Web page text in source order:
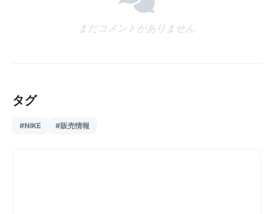
まだコメントがありません
タグ
#NIKE #販売情報